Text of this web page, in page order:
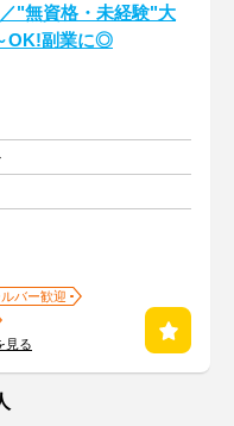
"無資格・未経験"大
OK!副業に◎
ルバー歓迎
見る